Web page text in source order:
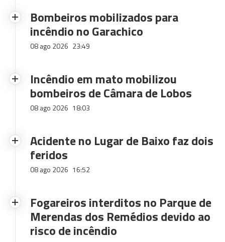
Bombeiros mobilizados para
incêndio no Garachico
08 ago 2026 23:49
Incêndio em mato mobilizou
bombeiros de Câmara de Lobos
08 ago 2026 18:03
Acidente no Lugar de Baixo faz dois
feridos
08 ago 2026 16:52
Fogareiros interditos no Parque de
Merendas dos Remédios devido ao
risco de incêndio